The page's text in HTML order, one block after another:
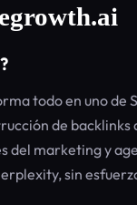
todo en uno de
de
del marketing y
sin